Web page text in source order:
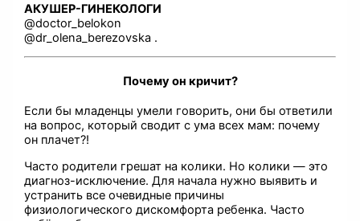
АКУШЕР-ГИНЕКОЛОГИ
@doctor_belokon
@dr_olena_berezovska .
Почему он кричит?
Если бы младенцы умели говорить, они бы ответили
на вопрос, который сводит с ума всех мам: почему
он плачет?!
Часто родители грешат на колики. Но колики — это
диагноз-исключение. Для начала нужно выявить и
устранить все очевидные причины
физиологического дискомфорта ребенка. Часто